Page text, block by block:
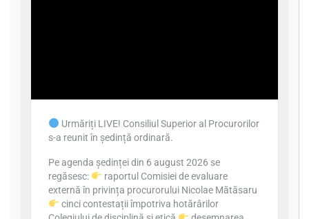
Urmăriți LIVE! Consiliul Superior al Procurorilor
s-a reunit în ședință ordinară.
Pe agenda ședinței din 6 august 2026 se
regăsesc:
raportul Comisiei de evaluare
externă în privința procurorului Nicolae Mătăsaru
cinci contestații împotriva hotărârilor